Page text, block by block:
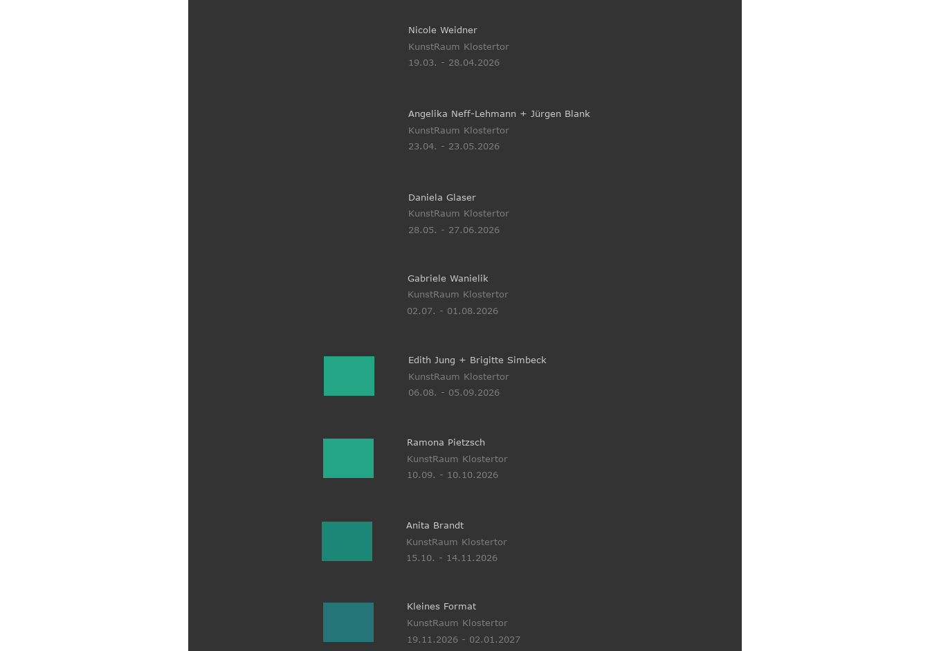
Edith Jung + Brigitte Simbeck
06.08. - 05.09.2026
KunstRaum Klostertor
Nicole Weidner
19.03. - 28.04.2026
KunstRaum Klostertor
Daniela Glaser
28.05. - 27.06.2026
KunstRaum Klostertor
Gabriele Wanielik
02.07. - 01.08.2026
KunstRaum Klostertor
Angelika Neff-Lehmann + Jürgen Blank
23.04. - 23.05.2026
KunstRaum Klostertor
Ramona Pietzsch
10.09. - 10.10.2026
KunstRaum Klostertor
Kleines Format
KunstRaum Klostertor
Anita Brandt
15.10. - 14.11.2026
KunstRaum Klostertor
19.11.2026 - 02.01.2027